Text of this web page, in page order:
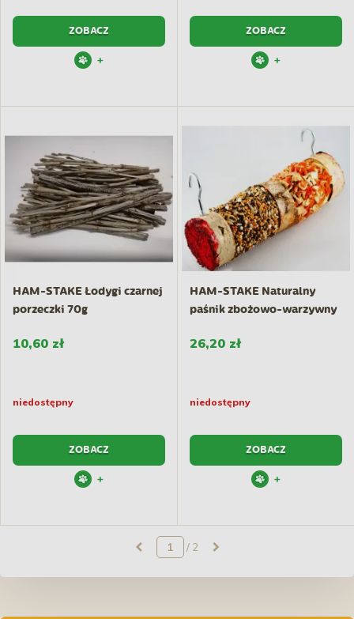
ZOBACZ
+
ZOBACZ
+
HAM-STAKE Łodygi czarnej
porzeczki 70g
10,60 zł
niedostępny
ZOBACZ
+
HAM-STAKE Naturalny
paśnik zbożowo-warzywny
26,20 zł
niedostępny
ZOBACZ
+
/ 2